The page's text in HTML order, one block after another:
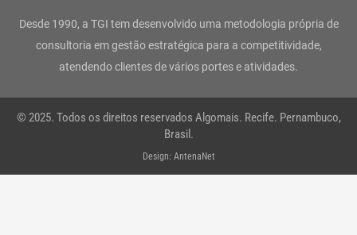
g
r
a
m
o
o
k
-
e
r
d
i
n
b
e
a
p
Desde 1990, a TGI tem desenvolvido uma metodologia própria de
consultoria em gestão estratégica para a competitividade,
atendendo clientes de vários portes e atividades.
© 2025. Todos os direitos reservados Algomais. Recife. Pernambuco,
Brasil.
Design: AntenaNet